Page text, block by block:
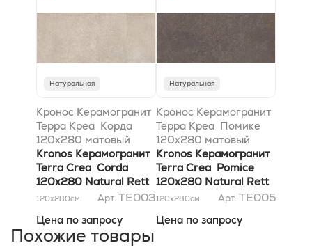
Натуральная
Кронос Керамогранит
Терра Креа Корда
120x280 матовый
Ретт 6 mm
Kronos Керамогранит
Terra Crea Corda
120x280 Natural Rett
6 mm
120x280см Арт. TE003
Цена по запросу
Натуральная
Кронос Керамогранит
Терра Креа Помике
120x280 матовый
Ретт 6 mm
Kronos Керамогранит
Terra Crea Pomice
120x280 Natural Rett
6 mm
120x280см Арт. TE005
Цена по запросу
Похожие товары